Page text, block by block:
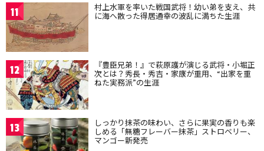
11 村上水軍を率いた戦国武将！幼い弟を支え、共
に海へ散った得居通幸の波乱に満ちた生涯
12 『豊臣兄弟！』で萩原護が演じる武将・小堀正
次とは？秀長・秀吉・家康が重用、“出家を重
ねた実務派”の生涯
13 しっかり抹茶の味わい、さらに果実の香りも楽
しめる「無糖フレーバー抹茶」ストロベリー、
マンゴー新発売